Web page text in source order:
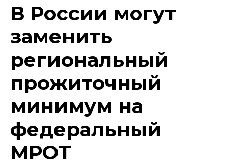
В России могут
заменить
региональный
прожиточный
минимум на
федеральный
МРОТ